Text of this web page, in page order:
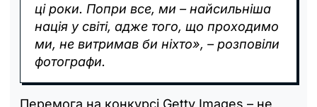
ці роки. Попри все, ми – найсильніша
нація у світі, адже того, що проходимо
ми, не витримав би ніхто», – розповіли
фотографи.
Перемога на конкурсі Getty Images – не